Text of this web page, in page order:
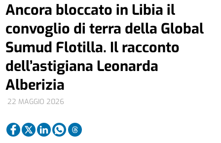
22 MAGGIO 2026
Ancora bloccato in Libia il
convoglio di terra della Global
Sumud Flotilla. Il racconto
dell’astigiana Leonarda
Alberizia